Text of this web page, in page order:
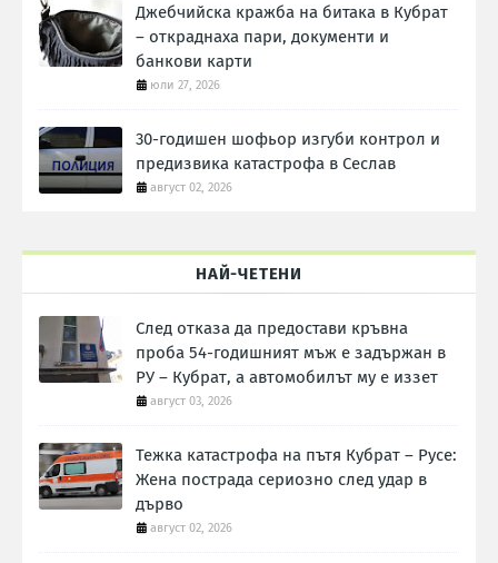
Джебчийска кражба на битака в Кубрат
– откраднаха пари, документи и
банкови карти
юли 27, 2026
30-годишен шофьор изгуби контрол и
предизвика катастрофа в Сеслав
август 02, 2026
НАЙ-ЧЕТЕНИ
След отказа да предостави кръвна
проба 54-годишният мъж е задържан в
РУ – Кубрат, а автомобилът му е иззет
август 03, 2026
Тежка катастрофа на пътя Кубрат – Русе:
Жена пострада сериозно след удар в
дърво
август 02, 2026